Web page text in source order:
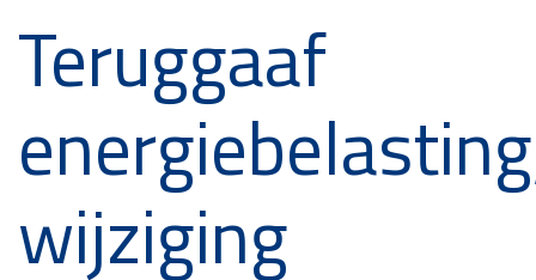
Teruggaaf
wijziging